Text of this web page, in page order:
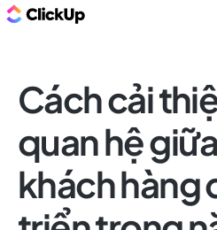
Cách cải
quan hệ
khách hàng